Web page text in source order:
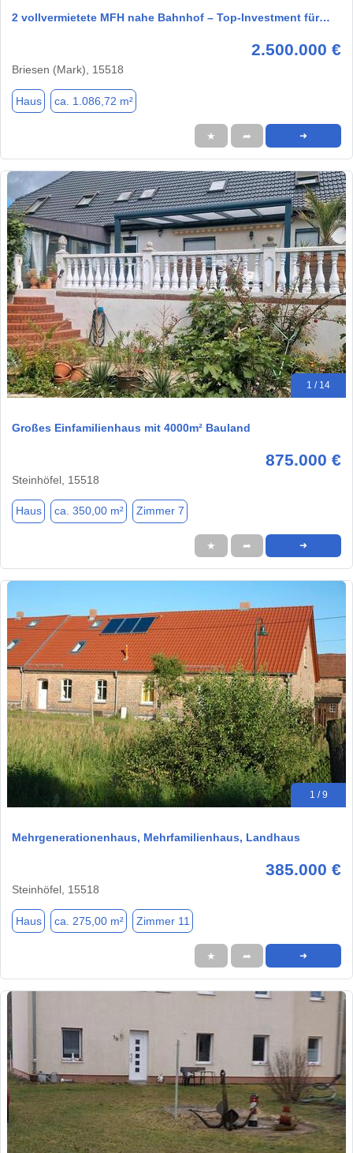
2 vollvermietete MFH nahe Bahnhof – Top-Investment für…
2.500.000 €
Briesen (Mark), 15518
Haus ca. 1.086,72 m²
★ ➦ ➜
1 / 14
Großes Einfamilienhaus mit 4000m² Bauland
875.000 €
Steinhöfel, 15518
Haus ca. 350,00 m² Zimmer 7
★ ➦ ➜
1 / 9
Mehrgenerationenhaus, Mehrfamilienhaus, Landhaus
385.000 €
Steinhöfel, 15518
Haus ca. 275,00 m² Zimmer 11
★ ➦ ➜